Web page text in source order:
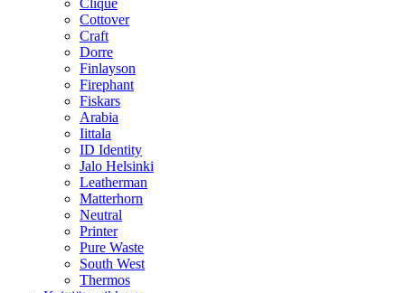
Clique
Cottover
Craft
Dorre
Finlayson
Firephant
Fiskars
Arabia
Iittala
ID Identity
Jalo Helsinki
Leatherman
Matterhorn
Neutral
Printer
Pure Waste
South West
Thermos